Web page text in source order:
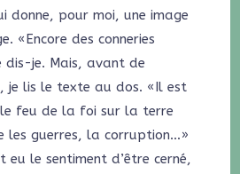
donne, pour moi, une image
«Encore des conneries
dis-je. Mais, avant de
je lis le texte au dos. «Il est
feu de la foi sur la terre
les guerres, la corruption…»
eu le sentiment d’être cerné,